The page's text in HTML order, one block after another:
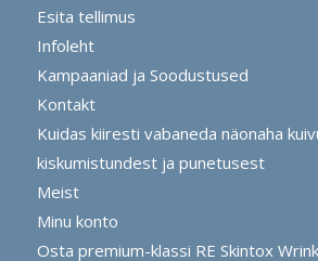
Esita tellimus
Infoleht
Kampaaniad ja Soodustused
Kontakt
Kuidas kiiresti vabaneda näonaha
kiskumistundest ja punetusest
Meist
Minu konto
Osta premium-klassi RE Skintox